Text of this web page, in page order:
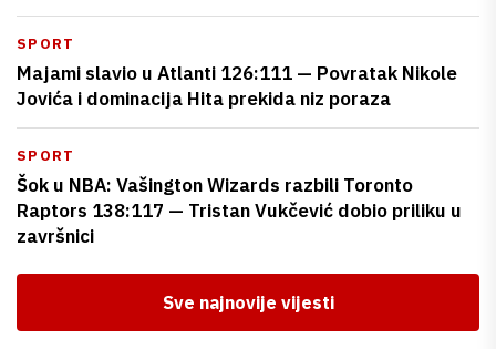
SPORT
Majami slavio u Atlanti 126:111 — Povratak Nikole
Jovića i dominacija Hita prekida niz poraza
SPORT
Šok u NBA: Vašington Wizards razbili Toronto
Raptors 138:117 — Tristan Vukčević dobio priliku u
završnici
Sve najnovije vijesti